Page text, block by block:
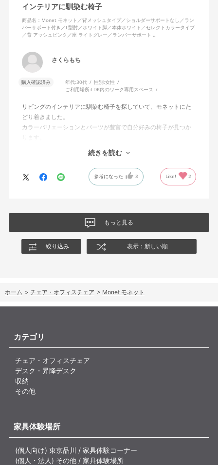
インテリアに馴染む椅子
商品名：Monet モネット／背メッシュタイプ／ショルダーサポートなし／ラン
バーサポート付き／L型肘／ホワイト脚／本体ホワイト／セレクトカラータイプ
／背 アッシュピンク／座 ライトグレー／ランバーサポート …
さくらもち
購入確認済み 年代:30代 性別:女性
ご利用場所:LDK内のワーク専用スペース
リビングのインテリアに馴染む椅子を探していて、モネットにた
どり着きました。
カラーバリエーションとパーツが豊富で自分好みの椅子が見つか
オフィスチェアにしては比較的コンパクトで家に置くのに最適で
した、座り心地も良く大変気に入っています。
今回どうしても欲しい色の組み合わせがあったので固定肘の物を
購入しましたが、欲を言えば稼働肘バージョンもバイカラーなど
続きを読む
参考になった 3 Like! 2
もっと見る
絞り込み 表示：新しい順
ホーム > チェア・オフィスチェア > Monet モネット
カテゴリ
チェア・オフィスチェア
デスク・昇降デスク
収納
その他
家具体験場所
(個人向け) 東京品川 / 家具体験コーナー
(個人・法人) その他 / 家具体験場所